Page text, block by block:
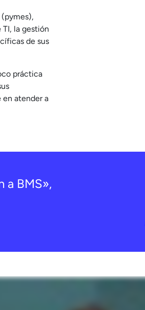
la gestión
de sus
práctica
atender a
a BMS»,